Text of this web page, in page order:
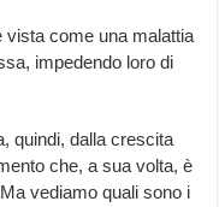
vista come una malattia
impedendo loro di
quindi, dalla crescita
che, a sua volta, è
vediamo quali sono i